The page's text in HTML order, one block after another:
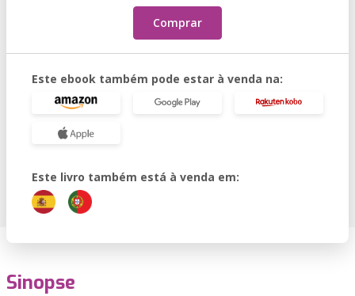
Comprar
Este ebook também pode estar à venda na:
Este livro também está à venda em:
Sinopse